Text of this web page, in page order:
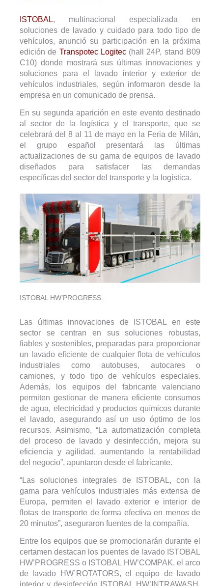
ISTOBAL, multinacional especializada en
soluciones de lavado y cuidado para todo tipo de
vehículos, anunció su participación en la próxima
edición de Transpotec Logitec (hall 24P, stand B09
C10) donde mostrará sus últimas innovaciones y
soluciones para el lavado interior y exterior de
vehículos industriales, según informaron desde la
empresa en un comunicado de prensa.
En su segunda aparición en este evento destinado
al sector de la logística y el transporte, que se
celebrará del 8 al 11 de mayo en la Feria de Milán,
el grupo español presentará las últimas
actualizaciones de su gama de equipos de lavado
diseñados para satisfacer las demandas
específicas del sector del transporte y la logística.
ISTOBAL HW’PROGRESS.
Las últimas innovaciones de ISTOBAL en este
sector se centran en sus soluciones robustas,
fiables y sostenibles, preparadas para proporcionar
un lavado eficiente de cualquier flota de vehículos
industriales como autobuses, autocares o
camiones, y todo tipo de vehículos especiales.
Además, los equipos del fabricante valenciano
permiten gestionar de manera eficiente consumos
de agua, electricidad y productos químicos durante
el lavado, asegurando así un uso óptimo de los
recursos. Asimismo, “La automatización completa
del proceso de lavado y desinfección, mejora su
eficiencia y agilidad, aumentando la rentabilidad
del negocio”, apuntaron desde el fabricante.
“Las soluciones integrales de ISTOBAL, con la
gama para vehículos industriales más extensa de
Europa, permiten el lavado exterior e interior de
flotas de transporte de forma efectiva en menos de
20 minutos”, aseguraron fuentes de la compañía.
Entre los equipos que se promocionarán durante el
certamen destacan los puentes de lavado ISTOBAL
HW’PROGRESS o ISTOBAL HW’COMPAK, el arco
de lavado HW´ROTATORS, el equipo de lavado